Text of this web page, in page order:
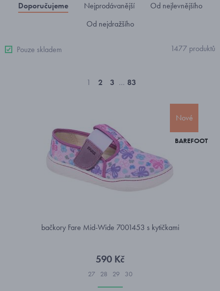
Doporučujeme
Nejprodávanější
Od nejlevnějšího
Od nejdražšího
Pouze skladem 1477 produktů
1 2 3 … 83
Nové
BAREFOOT
bačkory Fare Mid-Wide 7001453 s kytičkami
590 Kč
27 28 29 30